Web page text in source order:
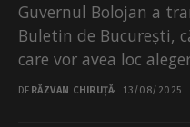
Guvernul Bolojan a
Buletin de București,
care vor avea loc
București...
DE RĂZVAN CHIRUȚĂ 13/08/2025